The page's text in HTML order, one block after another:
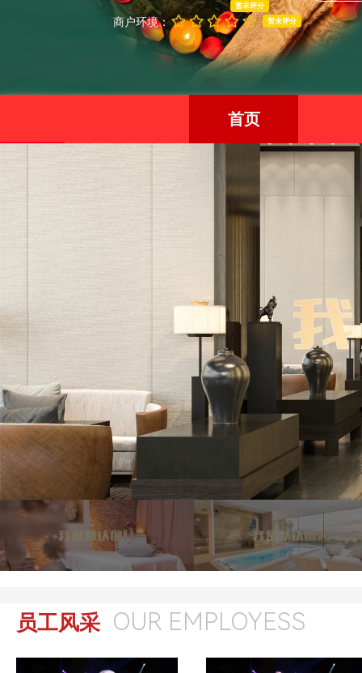
暂未评分
商户环境： 暂未评分
首页
员工风采 OUR EMPLOYESS